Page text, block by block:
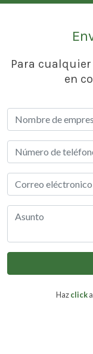
Para
en
Hazclick